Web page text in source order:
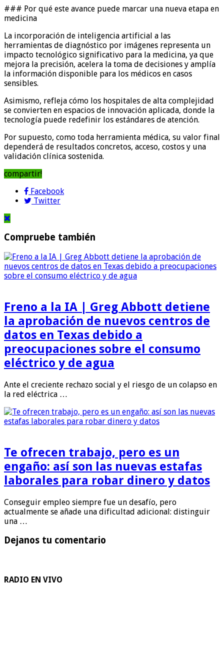
### Por qué este avance puede marcar una nueva etapa en
medicina
La incorporación de inteligencia artificial a las
herramientas de diagnóstico por imágenes representa un
impacto tecnológico significativo para la medicina, ya que
mejora la precisión, acelera la toma de decisiones y amplía
la información disponible para los médicos en casos
sensibles.
Asimismo, refleja cómo los hospitales de alta complejidad
se convierten en espacios de innovación aplicada, donde la
tecnología puede redefinir los estándares de atención.
Por supuesto, como toda herramienta médica, su valor final
dependerá de resultados concretos, acceso, costos y una
validación clínica sostenida.
compartir!
Facebook
Twitter
Compruebe también
Freno a la IA | Greg Abbott detiene
la aprobación de nuevos centros de
datos en Texas debido a
preocupaciones sobre el consumo
eléctrico y de agua
Ante el creciente rechazo social y el riesgo de un colapso en
la red eléctrica …
Te ofrecen trabajo, pero es un
engaño: así son las nuevas estafas
laborales para robar dinero y datos
Conseguir empleo siempre fue un desafío, pero
actualmente se añade una dificultad adicional: distinguir
una …
Dejanos tu comentario
RADIO EN VIVO